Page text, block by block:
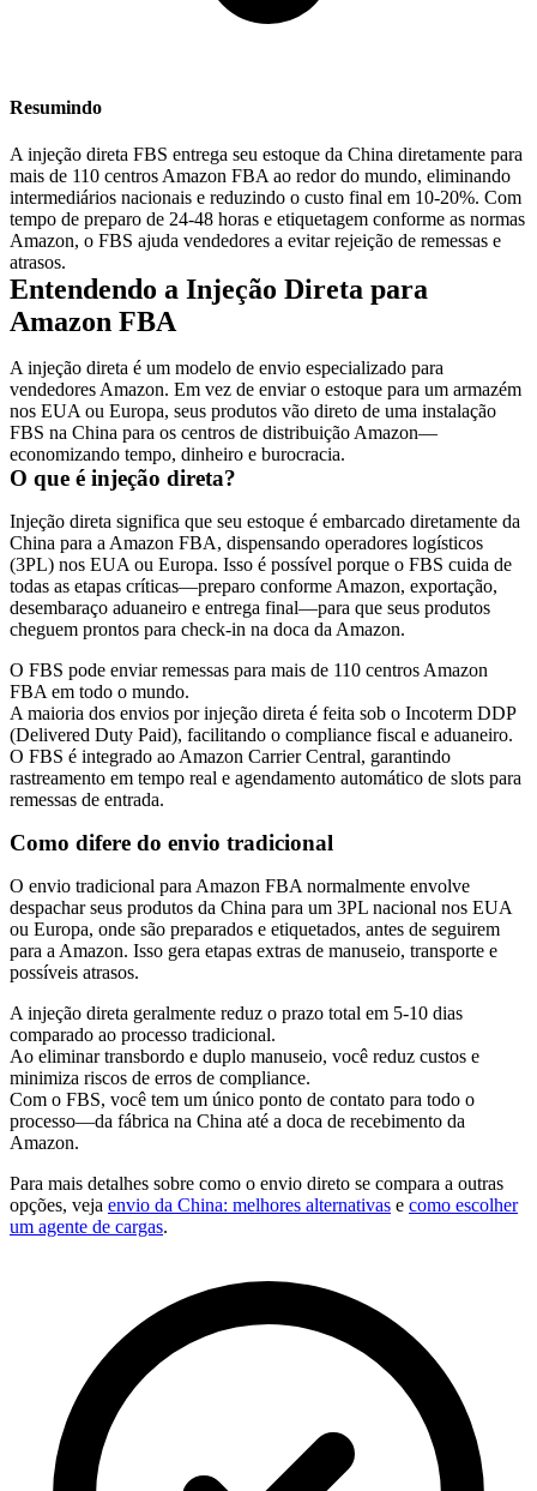
Resumindo
A injeção direta FBS entrega seu estoque da China diretamente para
mais de 110 centros Amazon FBA ao redor do mundo, eliminando
intermediários nacionais e reduzindo o custo final em 10-20%. Com
tempo de preparo de 24-48 horas e etiquetagem conforme as normas
Amazon, o FBS ajuda vendedores a evitar rejeição de remessas e
atrasos.
Entendendo a Injeção Direta para
Amazon FBA
A injeção direta é um modelo de envio especializado para
vendedores Amazon. Em vez de enviar o estoque para um armazém
nos EUA ou Europa, seus produtos vão direto de uma instalação
FBS na China para os centros de distribuição Amazon—
economizando tempo, dinheiro e burocracia.
O que é injeção direta?
Injeção direta significa que seu estoque é embarcado diretamente da
China para a Amazon FBA, dispensando operadores logísticos
(3PL) nos EUA ou Europa. Isso é possível porque o FBS cuida de
todas as etapas críticas—preparo conforme Amazon, exportação,
desembaraço aduaneiro e entrega final—para que seus produtos
cheguem prontos para check-in na doca da Amazon.
O FBS pode enviar remessas para mais de 110 centros Amazon
FBA em todo o mundo.
A maioria dos envios por injeção direta é feita sob o Incoterm DDP
(Delivered Duty Paid), facilitando o compliance fiscal e aduaneiro.
O FBS é integrado ao Amazon Carrier Central, garantindo
rastreamento em tempo real e agendamento automático de slots para
remessas de entrada.
Como difere do envio tradicional
O envio tradicional para Amazon FBA normalmente envolve
despachar seus produtos da China para um 3PL nacional nos EUA
ou Europa, onde são preparados e etiquetados, antes de seguirem
para a Amazon. Isso gera etapas extras de manuseio, transporte e
possíveis atrasos.
A injeção direta geralmente reduz o prazo total em 5-10 dias
comparado ao processo tradicional.
Ao eliminar transbordo e duplo manuseio, você reduz custos e
minimiza riscos de erros de compliance.
Com o FBS, você tem um único ponto de contato para todo o
processo—da fábrica na China até a doca de recebimento da
Amazon.
Para mais detalhes sobre como o envio direto se compara a outras
opções, veja envio da China: melhores alternativas e como escolher
um agente de cargas.